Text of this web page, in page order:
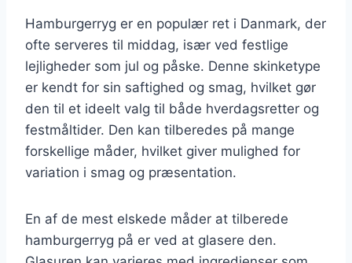
Hamburgerryg er en populær ret i Danmark, der
ofte serveres til middag, især ved festlige
lejligheder som jul og påske. Denne skinketype
er kendt for sin saftighed og smag, hvilket gør
den til et ideelt valg til både hverdagsretter og
festmåltider. Den kan tilberedes på mange
forskellige måder, hvilket giver mulighed for
variation i smag og præsentation.
En af de mest elskede måder at tilberede
hamburgerryg på er ved at glasere den.